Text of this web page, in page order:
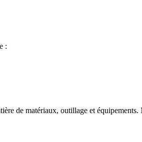
:
de matériaux, outillage et équipements.